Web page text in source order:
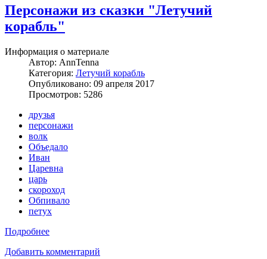
Персонажи из сказки "Летучий
корабль"
Информация о материале
Автор: AnnTenna
Категория: Летучий корабль
Опубликовано: 09 апреля 2017
Просмотров: 5286
друзья
персонажи
волк
Объедало
Иван
Царевна
царь
скороход
Обпивало
петух
Подробнее
Добавить комментарий